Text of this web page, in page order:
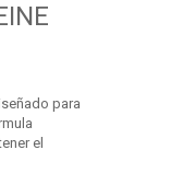
para
el